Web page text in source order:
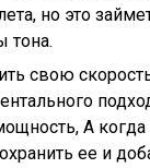
но это
тона.
свою
А когда
ее и